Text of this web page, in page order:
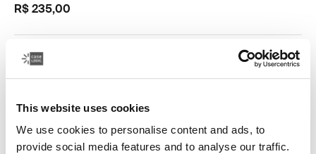
This website uses cookies
We use cookies to personalise content and ads, to
provide social media features and to analyse our traffic.
R$ 235,00
Cor